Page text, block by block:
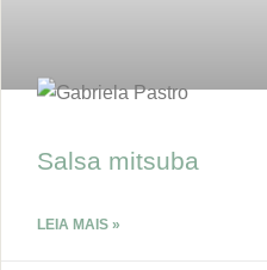
Salsa mitsuba
LEIA MAIS »